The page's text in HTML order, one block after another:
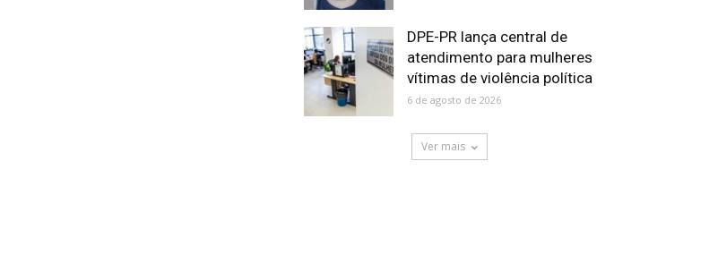
DPE-PR lança central de
atendimento para mulheres
vítimas de violência política
6 de agosto de 2026
Ver mais